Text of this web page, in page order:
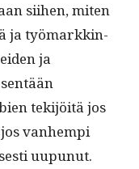
siihen, miten
ja työ­markkin­
ja
tek­i­jöitä jos
van­hempi
uupunut.